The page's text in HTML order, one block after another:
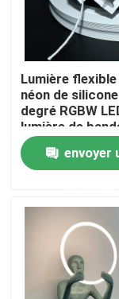
Aperçu
Produits
A propos de
Visite d'usine
Lumière flexible
néon de
degré RGBW
lumière de
d'IP67 12W 120
envoyer